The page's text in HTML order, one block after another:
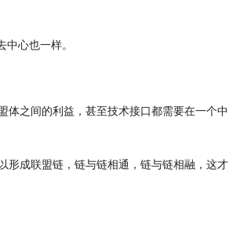
心也一样。
体之间的利益，甚至技术接口都需要在一个中
形成联盟链，链与链相通，链与链相融，这才